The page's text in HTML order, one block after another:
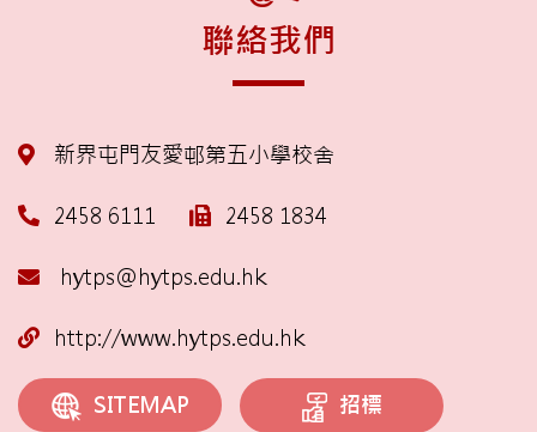
聯絡我們
新界屯門友愛邨第五小學校舍
2458 6111 2458 1834
hytps@hytps.edu.hk
http://www.hytps.edu.hk
SITEMAP 招標